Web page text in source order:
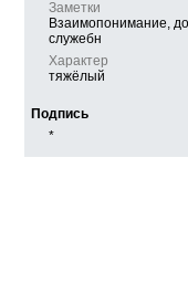
Заметки
Взаимопонимание,
служебн
Характер
тяжёлый
Подпись
*